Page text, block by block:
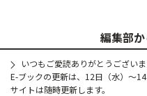
編集部
いつもご愛読ありがとうございま
E-ブックの更新は、12日（水）～
サイトは随時更新します。